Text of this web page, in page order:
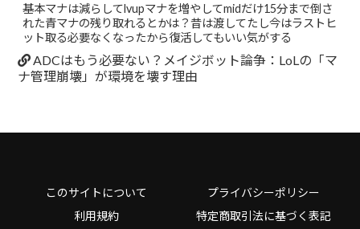
基本マナは減らしてlvupマナを増やしてmidだけ15分まで倒さ
れた青マナの残り取れるとかは？昔は渡してたし今はラストヒ
ット取る必要なくなったから復活してもいい気がする
ADCはもう必要ない？メイジボット論争：LoLの「マ
ナ管理崩壊」が環境を壊す理由
このサイトについて
プライバシーポリシー
利用規約
特定商取引法に基づく表記